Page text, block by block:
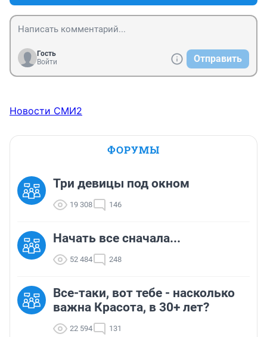
Гость
Войти
Отправить
Новости СМИ2
ФОРУМЫ
Три девицы под окном
19 308 146
Начать все сначала...
52 484 248
Все-таки, вот тебе - насколько
важна Красота, в 30+ лет?
22 594 131